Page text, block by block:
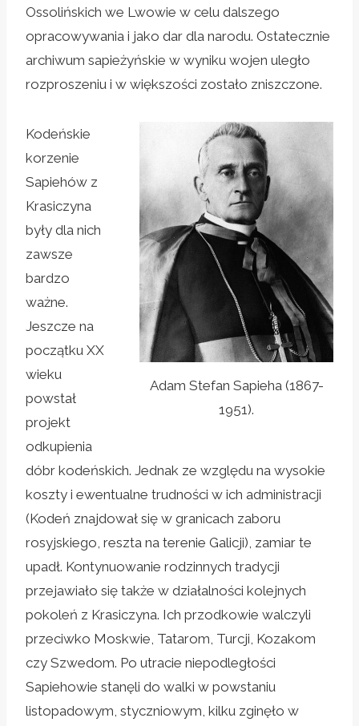
Ossolińskich we Lwowie w celu dalszego
opracowywania i jako dar dla narodu. Ostatecznie
archiwum sapieżyńskie w wyniku wojen uległo
rozproszeniu i w większości zostało zniszczone.
Adam Stefan Sapieha (1867-
1951).
Kodeńskie
korzenie
Sapiehów z
Krasiczyna
były dla nich
zawsze
bardzo
ważne.
Jeszcze na
początku XX
wieku
powstał
projekt
odkupienia
dóbr kodeńskich. Jednak ze względu na wysokie
koszty i ewentualne trudności w ich administracji
(Kodeń znajdował się w granicach zaboru
rosyjskiego, reszta na terenie Galicji), zamiar te
upadł. Kontynuowanie rodzinnych tradycji
przejawiało się także w działalności kolejnych
pokoleń z Krasiczyna. Ich przodkowie walczyli
przeciwko Moskwie, Tatarom, Turcji, Kozakom
czy Szwedom. Po utracie niepodległości
Sapiehowie stanęli do walki w powstaniu
listopadowym, styczniowym, kilku zginęło w